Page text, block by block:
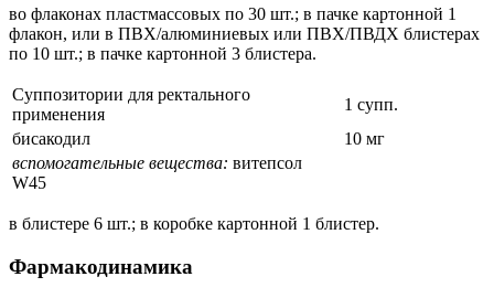
во флаконах пластмассовых по 30 шт.; в пачке картонной 1
флакон, или в ПВХ/алюминиевых или ПВХ/ПВДХ блистерах
по 10 шт.; в пачке картонной 3 блистера.
Суппозитории для ректального
применения
1 супп.
бисакодил
10 мг
вспомогательные вещества: витепсол
W45
в блистере 6 шт.; в коробке картонной 1 блистер.
Фармакодинамика